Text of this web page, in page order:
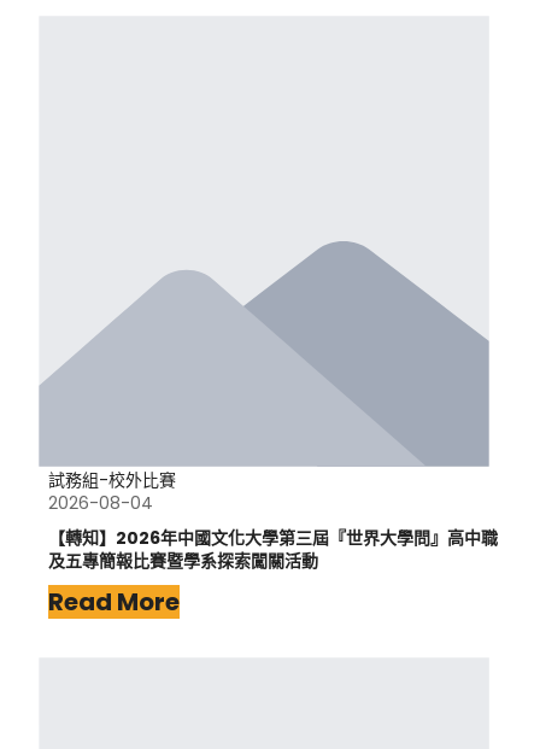
試務組-校外比賽
2026-08-04
【轉知】2026年中國文化大學第三屆『世界大學問』高中職
及五專簡報比賽暨學系探索闖關活動
Read More